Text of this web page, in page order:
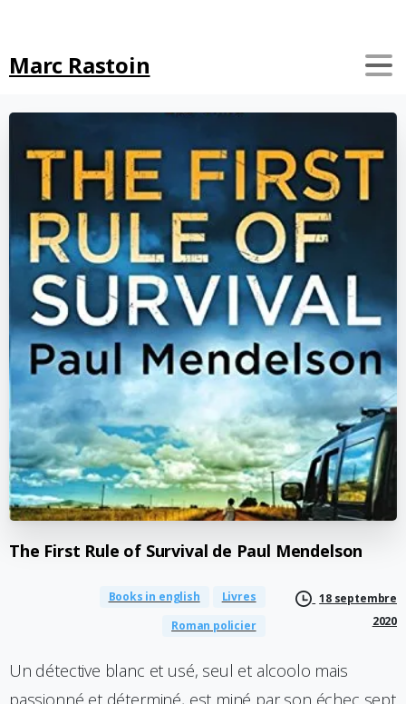
Marc Rastoin
The First Rule of Survival de Paul Mendelson
Books in english
Livres
Roman policier
18 septembre
2020
Un détective blanc et usé, seul et alcoolo mais
passionné et déterminé, est miné par son échec sept